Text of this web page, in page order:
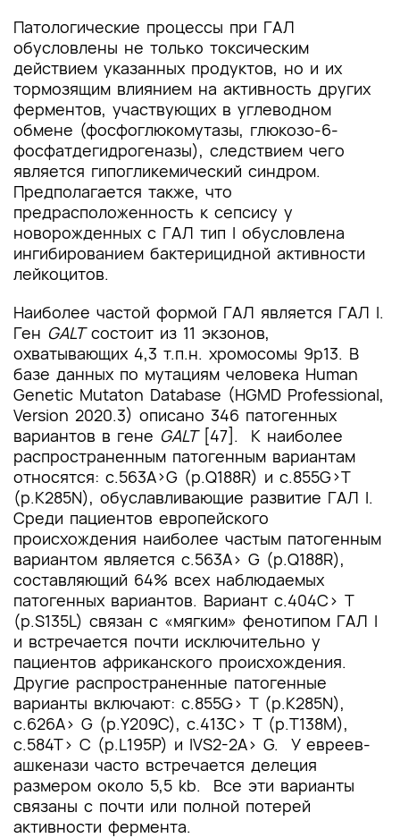
Патологические процессы при ГАЛ
обусловлены не только токсическим
действием указанных продуктов, но и их
тормозящим влиянием на активность других
ферментов, участвующих в углеводном
обмене (фосфоглюкомутазы, глюкозо-6-
фосфатдегидрогеназы), следствием чего
является гипогликемический синдром.
Предполагается также, что
предрасположенность к сепсису у
новорожденных с ГАЛ тип I обусловлена
ингибированием бактерицидной активности
лейкоцитов.
Наиболее частой формой ГАЛ является ГАЛ I.
Ген GALTсостоит из 11 экзонов,
охватывающих 4,3 т.п.н. хромосомы 9p13. В
базе данных по мутациям человека Human
Genetic Mutaton Database (HGMD Professional,
Version 2020.3) описано 346 патогенных
вариантов в гене GALT[47]. К наиболее
распространенным патогенным вариантам
относятся: c.563A>G (p.Q188R) и c.855G>T
(p.K285N), обуславливающие развитие ГАЛ I.
Среди пациентов европейского
происхождения наиболее частым патогенным
вариантом является c.563A> G (p.Q188R),
составляющий 64% всех наблюдаемых
патогенных вариантов. Вариант c.404C> T
(p.S135L) связан с «мягким» фенотипом ГАЛ I
и встречается почти исключительно у
пациентов африканского происхождения.
Другие распространенные патогенные
варианты включают: c.855G> T (p.K285N),
c.626A> G (p.Y209C), c.413C> T (p.T138M),
c.584T> C (p.L195P) и IVS2-2А> G. У евреев-
ашкенази часто встречается делеция
размером около 5,5 kb. Все эти варианты
связаны с почти или полной потерей
активности фермента.